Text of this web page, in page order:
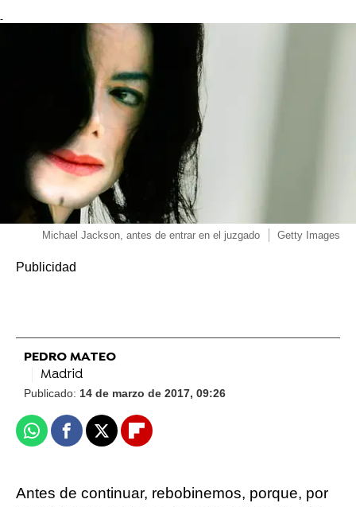
-
Michael Jackson, antes de entrar en el juzgado Getty Images
PEDRO MATEO
Madrid
Publicado: 14 de marzo de 2017, 09:26
WhatsappFacebook
X Flipboard
Antes de continuar, rebobinemos, porque, por